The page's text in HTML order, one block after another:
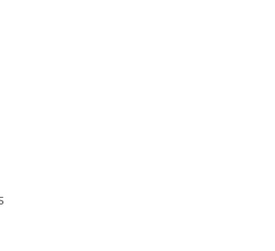
PROBLEEM OPGELOST?
doen om te verbeteren!